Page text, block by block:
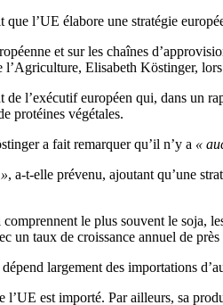
l’UE élabore une stratégie
et sur les chaînes
Elisabeth Köstinger,
l’exécutif européen qui, dans un
protéines végétales.
a fait remarquer qu’il n’y a «
, a-t-elle prévenu, ajoutant qu’une
le plus souvent le soja,
un taux de croissance annuel de
largement des importations
est importé. Par ailleurs, sa